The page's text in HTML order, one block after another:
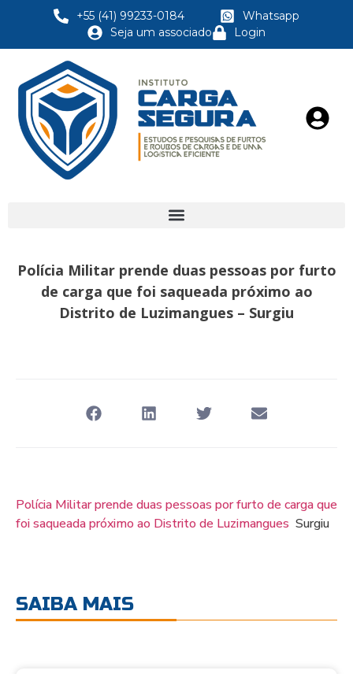
+55 (41) 99233-0184
Whatsapp
Seja um associado
Login
Polícia Militar prende duas pessoas por furto
de carga que foi saqueada próximo ao
Distrito de Luzimangues – Surgiu
Polícia Militar prende duas pessoas por furto de carga que
foi saqueada próximo ao Distrito de Luzimangues Surgiu
SAIBA MAIS